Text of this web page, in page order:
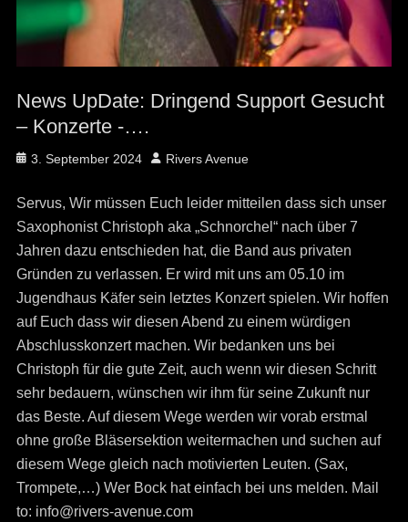
News UpDate: Dringend Support Gesucht
– Konzerte -….
Posted
3. September 2024 Author
Rivers Avenue
Servus, Wir müssen Euch leider mitteilen dass sich unser
Saxophonist Christoph aka „Schnorchel“ nach über 7
Jahren dazu entschieden hat, die Band aus privaten
Gründen zu verlassen. Er wird mit uns am 05.10 im
Jugendhaus Käfer sein letztes Konzert spielen. Wir hoffen
auf Euch dass wir diesen Abend zu einem würdigen
Abschlusskonzert machen. Wir bedanken uns bei
Christoph für die gute Zeit, auch wenn wir diesen Schritt
sehr bedauern, wünschen wir ihm für seine Zukunft nur
das Beste. Auf diesem Wege werden wir vorab erstmal
ohne große Bläsersektion weitermachen und suchen auf
diesem Wege gleich nach motivierten Leuten. (Sax,
Trompete,…) Wer Bock hat einfach bei uns melden. Mail
to: info@rivers-avenue.com